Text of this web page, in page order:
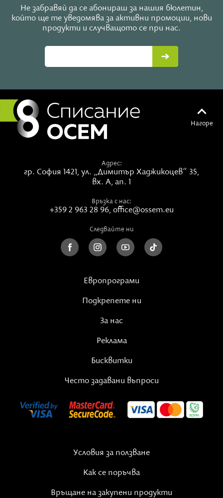
Не забравяй да се абонираш за нашия бюлетин,
който ще те уведомява за активни промоции, нови
продукти и случващото се при нас.
Нагоре
Адрес:
гр. София 1421, ул. „Димитър Хаджикоцев“ 35,
вх. А, ап. 1
Връзка с нас:
+359 2 963 28 96, office@ossem.eu
Следвайте ни
Европрограми
Подкрепете ни
За нас
Реклама
Бисквитки
Често задавани въпроси
Условия за ползване
Как се поръчва
Връщане на закупени продукти